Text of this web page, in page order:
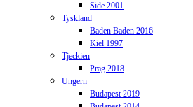
Side 2001
Tyskland
Baden Baden 2016
Kiel 1997
Tjeckien
Prag 2018
Ungern
Budapest 2019